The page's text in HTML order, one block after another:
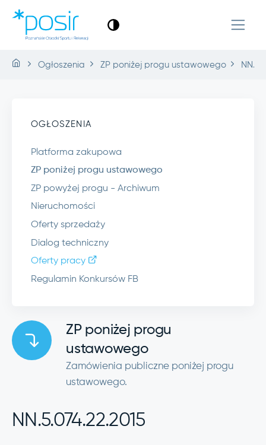
Ogłoszenia ZP poniżej progu ustawowego
OGŁOSZENIA
Platforma zakupowa
ZP poniżej progu ustawowego
ZP powyżej progu - Archiwum
Nieruchomości
Oferty sprzedaży
Dialog techniczny
Oferty pracy
Regulamin Konkursów FB
ZP poniżej progu
ustawowego
Zamówienia publiczne poniżej progu
ustawowego.
NN.5.074.22.2015